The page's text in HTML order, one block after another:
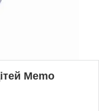
Memo